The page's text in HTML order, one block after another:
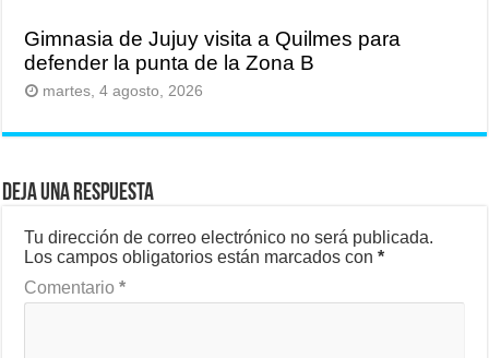
Gimnasia de Jujuy visita a Quilmes para
defender la punta de la Zona B
martes, 4 agosto, 2026
Deja una respuesta
Tu dirección de correo electrónico no será publicada.
Los campos obligatorios están marcados con*
Comentario*